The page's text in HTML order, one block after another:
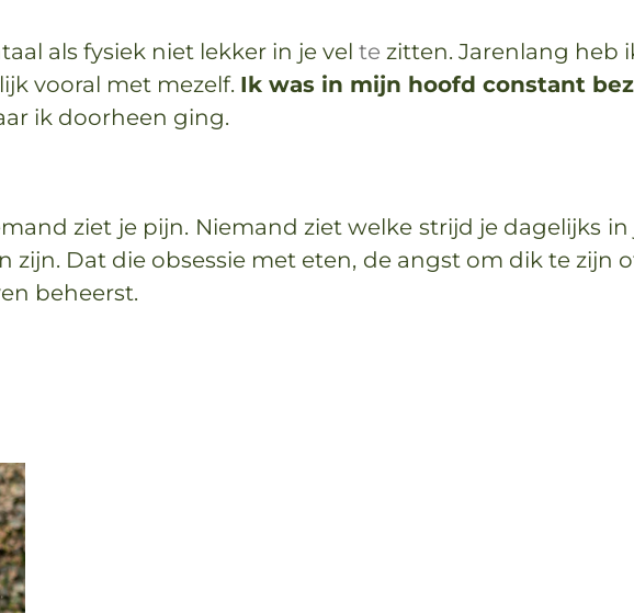
als fysiek niet lekker in je vel te zitten. Jarenlang heb
vooral met mezelf. Ik was in mijn hoofd constant
ik doorheen ging.
ziet je pijn. Niemand ziet welke strijd je dagelijks
zijn. Dat die obsessie met eten, de angst om dik te zijn
beheerst.